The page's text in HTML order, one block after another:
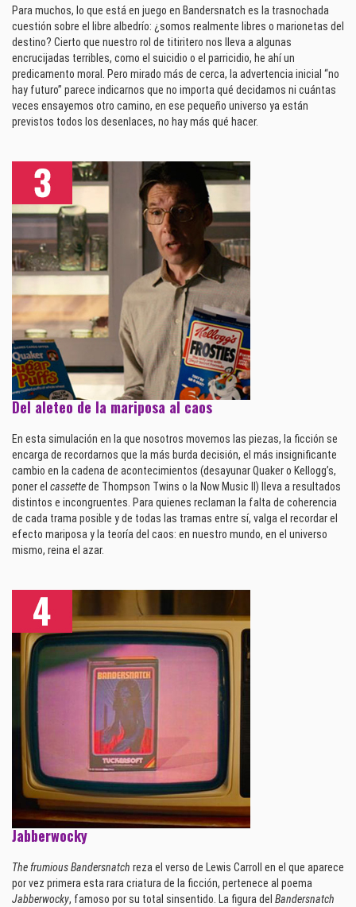
Para muchos, lo que está en juego en Bandersnatch es la trasnochada
cuestión sobre el libre albedrío: ¿somos realmente libres o marionetas del
destino? Cierto que nuestro rol de titiritero nos lleva a algunas
encrucijadas terribles, como el suicidio o el parricidio, he ahí un
predicamento moral. Pero mirado más de cerca, la advertencia inicial “no
hay futuro” parece indicarnos que no importa qué decidamos ni cuántas
veces ensayemos otro camino, en ese pequeño universo ya están
previstos todos los desenlaces, no hay más qué hacer.
Del aleteo de la mariposa al caos
En esta simulación en la que nosotros movemos las piezas, la ficción se
encarga de recordarnos que la más burda decisión, el más insignificante
cambio en la cadena de acontecimientos (desayunar Quaker o Kellogg’s,
poner el cassettede Thompson Twins o la Now Music II) lleva a resultados
distintos e incongruentes. Para quienes reclaman la falta de coherencia
de cada trama posible y de todas las tramas entre sí, valga el recordar el
efecto mariposa y la teoría del caos: en nuestro mundo, en el universo
mismo, reina el azar.
Jabberwocky
The frumious Bandersnatch reza el verso de Lewis Carroll en el que aparece
por vez primera esta rara criatura de la ficción, pertenece al poema
Jabberwocky, famoso por su total sinsentido. La figura del Bandersnatch